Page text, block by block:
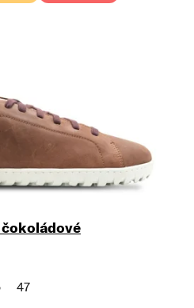
čokoládové
47